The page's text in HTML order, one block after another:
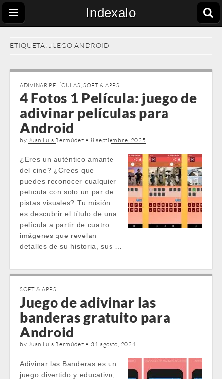
Indexalo
ETIQUETA: JUEGO ANDROID
ADIVINAR PELÍCULAS,SOFT & APPS
4 Fotos 1 Película: juego de
adivinar películas para
Android
byJuan Luis Bermúdez • 8 septiembre, 2025
¿Eres un auténtico amante
del cine? ¿Crees que
puedes reconocer cualquier
película con solo un par de
pistas visuales? Tu misión
es descubrir el título de una
película a partir de cuatro
imágenes que revelan
detalles de su historia, sus …
SOFT & APPS
Juego de adivinar las
banderas gratuito para
Android
byJuan Luis Bermúdez • 31 agosto, 2024
Adivinar las Banderas es un
juego divertido y educativo,